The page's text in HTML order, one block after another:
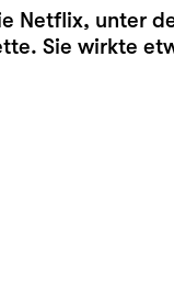
Netflix, unter
Sie wirkte